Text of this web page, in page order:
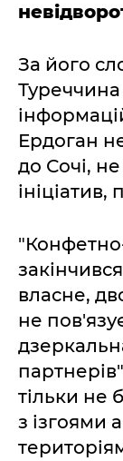
За його
Туреччина
Ердоган
до Сочі,
ініціатив,
власне,
не
тільки не
з ізгоями